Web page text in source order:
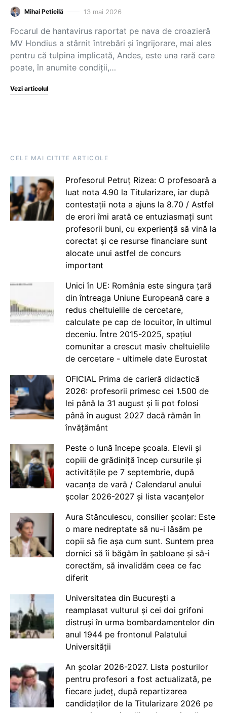
Mihai Peticilă 13 mai 2026
Focarul de hantavirus raportat pe nava de croazieră
MV Hondius a stârnit întrebări și îngrijorare, mai ales
pentru că tulpina implicată, Andes, este una rară care
poate, în anumite condiții,…
Vezi articolul
CELE MAI CITITE ARTICOLE
Profesorul Petruț Rizea: O profesoară a
luat nota 4.90 la Titularizare, iar după
contestații nota a ajuns la 8.70 / Astfel
de erori îmi arată ce entuziasmați sunt
profesorii buni, cu experiență să vină la
corectat și ce resurse financiare sunt
alocate unui astfel de concurs
important
Unici în UE: România este singura țară
din întreaga Uniune Europeană care a
redus cheltuielile de cercetare,
calculate pe cap de locuitor, în ultimul
deceniu. Între 2015-2025, spațiul
comunitar a crescut masiv cheltuielile
de cercetare - ultimele date Eurostat
OFICIAL Prima de carieră didactică
2026: profesorii primesc cei 1.500 de
lei până la 31 august și îi pot folosi
până în august 2027 dacă rămân în
învățământ
Peste o lună începe școala. Elevii și
copiii de grădiniță încep cursurile și
activitățile pe 7 septembrie, după
vacanța de vară / Calendarul anului
școlar 2026-2027 și lista vacanțelor
Aura Stănculescu, consilier școlar: Este
o mare nedreptate să nu-i lăsăm pe
copii să fie așa cum sunt. Suntem prea
dornici să îi băgăm în șabloane și să-i
corectăm, să invalidăm ceea ce fac
diferit
Universitatea din București a
reamplasat vulturul și cei doi grifoni
distruși în urma bombardamentelor din
anul 1944 pe frontonul Palatului
Universității
An școlar 2026-2027. Lista posturilor
pentru profesori a fost actualizată, pe
fiecare județ, după repartizarea
candidaților de la Titularizare 2026 pe